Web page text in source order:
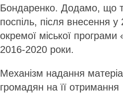
Бондаренко. Додамо, що
поспіль, після внесення
окремої міської
2016-2020 роки.
Механізм надання
громадян на її